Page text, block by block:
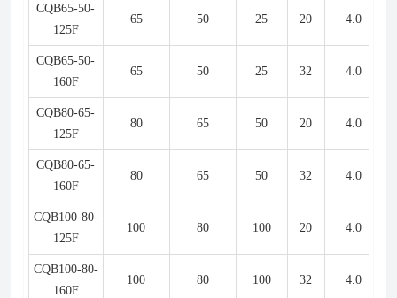
CQB65-50-
125F
65 50 25 20 4.0
CQB65-50-
160F
65 50 25 32 4.0
CQB80-65-
125F
80 65 50 20 4.0
CQB80-65-
160F
80 65 50 32 4.0
CQB100-80-
125F
100 80 100 20 4.0
CQB100-80-
160F
100 80 100 32 4.0